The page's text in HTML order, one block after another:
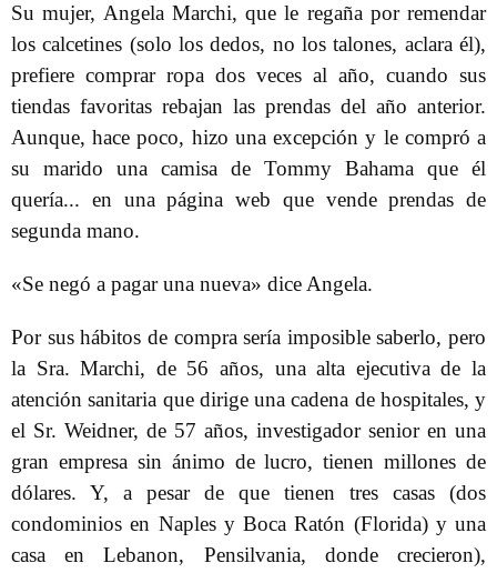
Su mujer, Angela Marchi, que le regaña por remendar
los calcetines (solo los dedos, no los talones, aclara él),
prefiere comprar ropa dos veces al año, cuando sus
tiendas favoritas rebajan las prendas del año anterior.
Aunque, hace poco, hizo una excepción y le compró a
su marido una camisa de Tommy Bahama que él
quería... en una página web que vende prendas de
segunda mano.
«Se negó a pagar una nueva» dice Angela.
Por sus hábitos de compra sería imposible saberlo, pero
la Sra. Marchi, de 56 años, una alta ejecutiva de la
atención sanitaria que dirige una cadena de hospitales, y
el Sr. Weidner, de 57 años, investigador senior en una
gran empresa sin ánimo de lucro, tienen millones de
dólares. Y, a pesar de que tienen tres casas (dos
condominios en Naples y Boca Ratón (Florida) y una
casa en Lebanon, Pensilvania, donde crecieron),